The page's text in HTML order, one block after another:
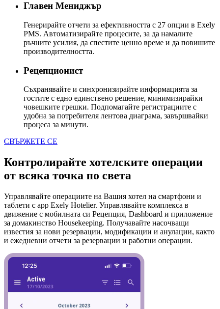
Главен Мениджър
Генерирайте отчети за ефективността с 27 опции в Exely
PMS. Автоматизирайте процесите, за да намалите
ръчните усилия, да спестите ценно време и да повишите
производителността.
Рецепционист
Съхранявайте и синхронизирайте информацията за
гостите с едно единствено решение, минимизирайки
човешките грешки. Подпомагайте регистрациите с
удобна за потребителя лентова диаграма, завършвайки
процеса за минути.
СВЪРЖЕТЕ СЕ
Контролирайте хотелските операции
от всяка точка по света
Управлявайте операциите на Вашия хотел на смартфони и
таблети с app Exely Hotelier. Управлявайте комплекса в
движение с мобилната си Рецепция, Dashboard и приложение
за домакинство Housekeeping. Получавайте насочващи
известия за нови резервации, модификации и анулации, както
и ежедневни отчети за резервации и работни операции.